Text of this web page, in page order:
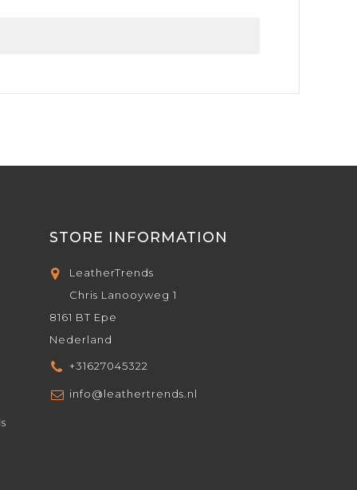
STORE INFORMATION
LeatherTrends
Chris Lanooyweg 1
8161 BT Epe
Nederland
+31627045322
info@leathertrends.nl